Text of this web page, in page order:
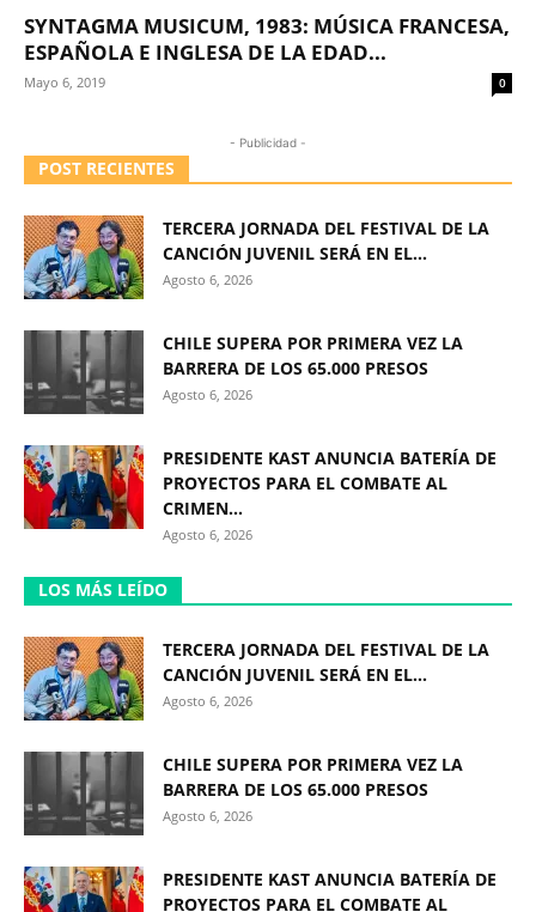
SYNTAGMA MUSICUM, 1983: MÚSICA FRANCESA,
ESPAÑOLA E INGLESA DE LA EDAD...
Mayo 6, 2019 0
- Publicidad -
POST RECIENTES
TERCERA JORNADA DEL FESTIVAL DE LA
CANCIÓN JUVENIL SERÁ EN EL...
Agosto 6, 2026
CHILE SUPERA POR PRIMERA VEZ LA
BARRERA DE LOS 65.000 PRESOS
Agosto 6, 2026
PRESIDENTE KAST ANUNCIA BATERÍA DE
PROYECTOS PARA EL COMBATE AL
CRIMEN...
Agosto 6, 2026
LOS MÁS LEÍDO
TERCERA JORNADA DEL FESTIVAL DE LA
CANCIÓN JUVENIL SERÁ EN EL...
Agosto 6, 2026
CHILE SUPERA POR PRIMERA VEZ LA
BARRERA DE LOS 65.000 PRESOS
Agosto 6, 2026
PRESIDENTE KAST ANUNCIA BATERÍA DE
PROYECTOS PARA EL COMBATE AL